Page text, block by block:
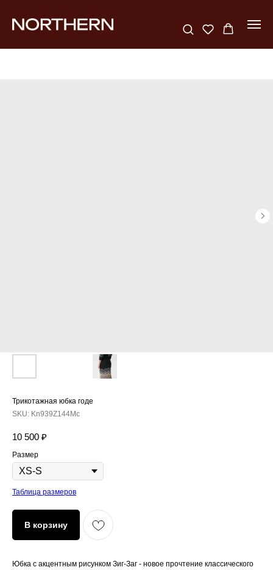
Трикотажная юбка годе
SKU: Kn939Z144Мc
10 500 ₽
Размер
Таблица размеров
В корзину
Юбка с акцентным рисунком Зиг-Заг - новое прочтение классического